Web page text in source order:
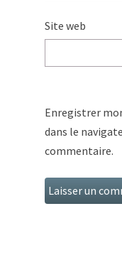
Site web
Enregistrer
dans le
commentaire.